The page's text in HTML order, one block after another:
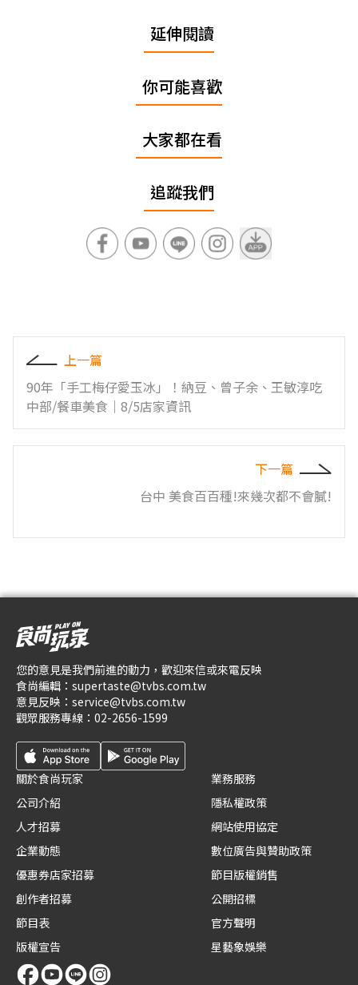
延伸閱讀
你可能喜歡
大家都在看
追蹤我們
上一篇
90年「手工梅仔愛玉冰」！納豆、曾子余、王敏淳吃
中部/餐車美食｜8/5店家資訊
下一篇
台中 美食百百種!來幾次都不會膩!
您的意見是我們前進的動力，歡迎來信或來電反映
食尚編輯： supertaste@tvbs.com.tw
意見反映： service@tvbs.com.tw
觀眾服務專線： 02-2656-1599
關於食尚玩家
公司介紹
人才招募
企業動態
優惠券店家招募
創作者招募
節目表
版權宣告
業務服務
隱私權政策
網站使用協定
數位廣告與贊助政策
節目版權銷售
公開招標
官方聲明
星藝象娛樂